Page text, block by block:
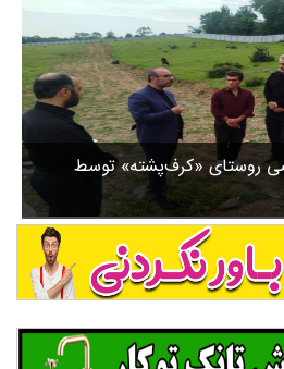
گردشگری دیلمان
درباره ما
روستای «کرف‌پشته» توسط